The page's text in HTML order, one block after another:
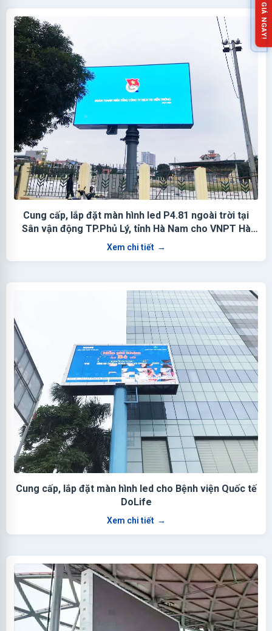
Cung cấp, lắp đặt màn hình led P4.81 ngoài trời tại
Sân vận động TP.Phủ Lý, tỉnh Hà Nam cho VNPT Hà
Nam
Xem chi tiết →
Cung cấp, lắp đặt màn hình led cho Bệnh viện Quốc tế
DoLife
Xem chi tiết →